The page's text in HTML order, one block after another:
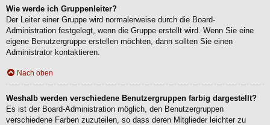
Wie werde ich Gruppenleiter?
Der Leiter einer Gruppe wird normalerweise durch die Board-
Administration festgelegt, wenn die Gruppe erstellt wird. Wenn Sie eine
eigene Benutzergruppe erstellen möchten, dann sollten Sie einen
Administrator kontaktieren.
Nach oben
Weshalb werden verschiedene Benutzergruppen farbig dargestellt?
Es ist der Board-Administration möglich, den Benutzergruppen
verschiedene Farben zuzuteilen, so dass deren Mitglieder leichter zu